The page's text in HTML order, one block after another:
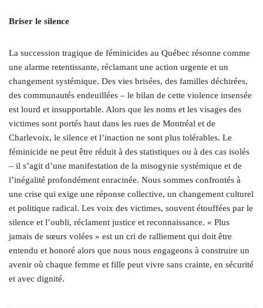
Briser le silence
La succession tragique de féminicides au Québec résonne comme
une alarme retentissante, réclamant une action urgente et un
changement systémique. Des vies brisées, des familles déchirées,
des communautés endeuillées – le bilan de cette violence insensée
est lourd et insupportable. Alors que les noms et les visages des
victimes sont portés haut dans les rues de Montréal et de
Charlevoix, le silence et l’inaction ne sont plus tolérables. Le
féminicide ne peut être réduit à des statistiques ou à des cas isolés
– il s’agit d’une manifestation de la misogynie systémique et de
l’inégalité profondément enracinée. Nous sommes confrontés à
une crise qui exige une réponse collective, un changement culturel
et politique radical. Les voix des victimes, souvent étouffées par le
silence et l’oubli, réclament justice et reconnaissance. « Plus
jamais de sœurs volées » est un cri de ralliement qui doit être
entendu et honoré alors que nous nous engageons à construire un
avenir où chaque femme et fille peut vivre sans crainte, en sécurité
et avec dignité.